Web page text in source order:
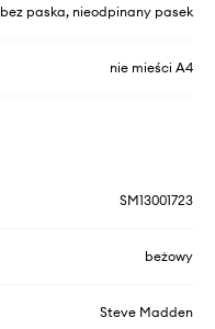
bez paska, nieodpinany pasek
nie mieści A4
SM13001723
beżowy
Steve Madden